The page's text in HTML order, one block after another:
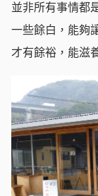
並非所有事情都
一些餘白，能夠
才有餘裕，能滋